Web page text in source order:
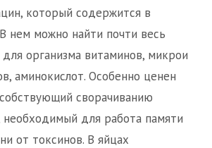
который содержится в
нем можно найти почти весь
организма витаминов, микрои
аминокислот. Особенно ценен
сворачиванию
необходимый для работа памяти
от токсинов. В яйцах